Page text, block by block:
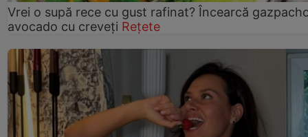
Vrei o supă rece cu gust rafinat? Încearcă
avocado cu creveți Rețete